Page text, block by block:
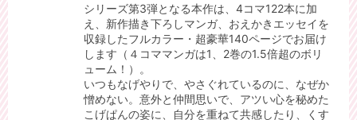
シリーズ第3弾となる本作は、4コマ122本に加
え、新作描き下ろしマンガ、おえかきエッセイを
収録したフルカラー・超豪華140ページでお届け
します（４コママンガは1、2巻の1.5倍超のボリ
ューム！）。
いつもなげやりで、やさぐれているのに、なぜか
憎めない。意外と仲間思いで、アツい心を秘めた
こげぱんの姿に、自分を重ねて共感したり、くす